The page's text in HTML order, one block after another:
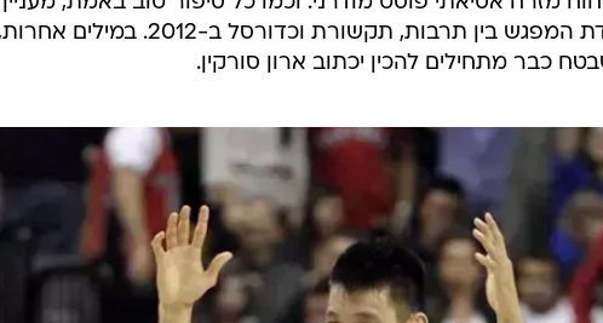
פחות הסיפור על הסיפור, נקודת המפגש בין תרבות, תקשורת וכדורסל ב-
כבר מתחילים להכין יכתוב ארון סורקין.